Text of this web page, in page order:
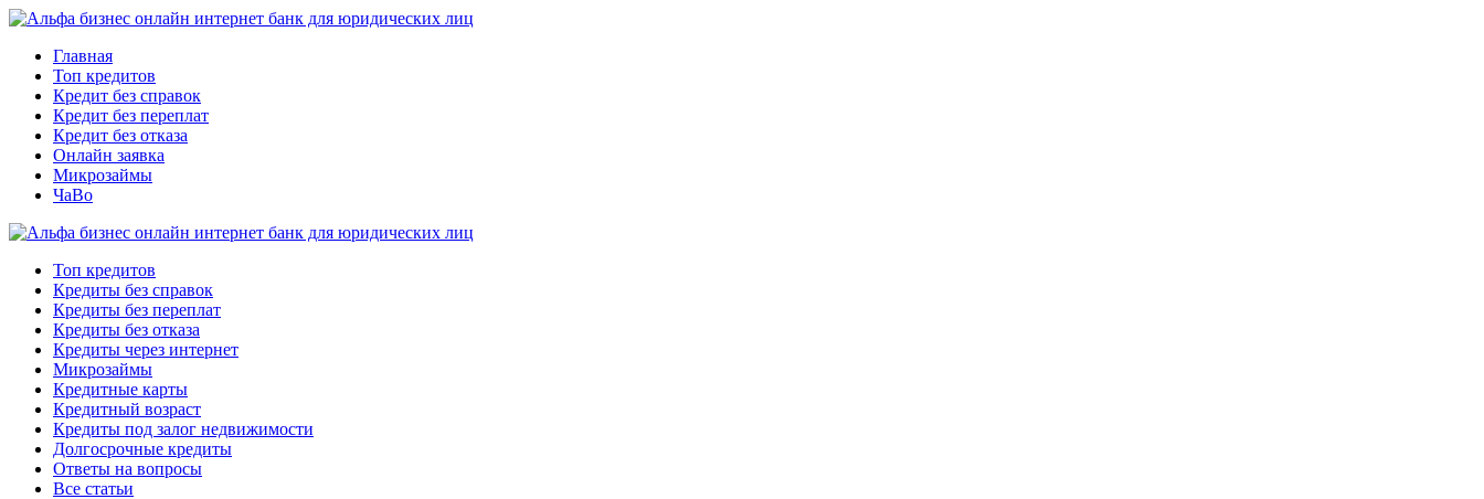
Главная
Топ кредитов
Кредит без справок
Кредит без переплат
Кредит без отказа
Онлайн заявка
Микрозаймы
ЧаВо
Топ кредитов
Кредиты без справок
Кредиты без переплат
Кредиты без отказа
Кредиты через интернет
Микрозаймы
Кредитные карты
Кредитный возраст
Кредиты под залог недвижимости
Долгосрочные кредиты
Ответы на вопросы
Все статьи